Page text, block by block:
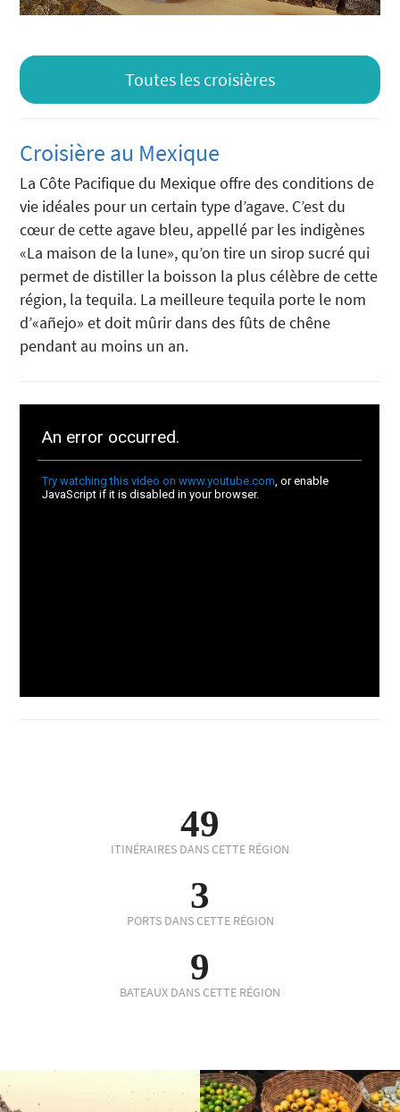
Toutes les croisières
Croisière au Mexique
La Côte Pacifique du Mexique offre des conditions de
vie idéales pour un certain type d’agave. C’est du
cœur de cette agave bleu, appellé par les indigènes
«La maison de la lune», qu’on tire un sirop sucré qui
permet de distiller la boisson la plus célèbre de cette
région, la tequila. La meilleure tequila porte le nom
d’«añejo» et doit mûrir dans des fûts de chêne
pendant au moins un an.
49
ITINÉRAIRES DANS CETTE RÉGION
3
PORTS DANS CETTE RÉGION
9
BATEAUX DANS CETTE RÉGION